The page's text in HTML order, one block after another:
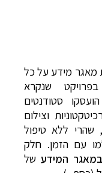
מאגר מידע על כל
שנקרא
סטודנטים
וצילום
שהרי ללא טיפול
עם הזמן. חלק
במאגר המידע של